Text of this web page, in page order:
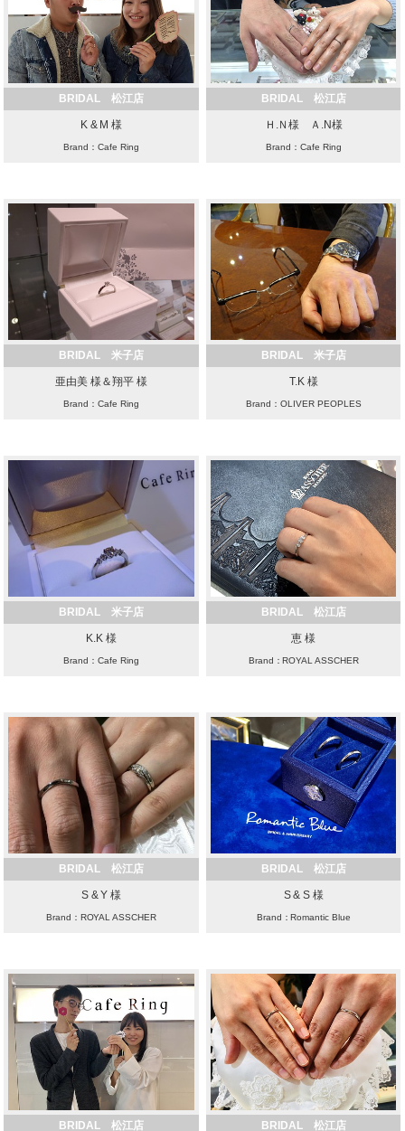
BRIDAL 松江店
K & M 様
Brand：Cafe Ring
BRIDAL 松江店
Ｈ.Ｎ様 Ａ.N様
Brand：Cafe Ring
BRIDAL 米子店
亜由美 様＆翔平 様
Brand：Cafe Ring
BRIDAL 米子店
T.K 様
Brand：OLIVER PEOPLES
BRIDAL 米子店
K.K 様
Brand：Cafe Ring
BRIDAL 松江店
恵 様
Brand：ROYAL ASSCHER
BRIDAL 松江店
S & Y 様
Brand：ROYAL ASSCHER
BRIDAL 松江店
S & S 様
Brand：Romantic Blue
BRIDAL 松江店 BRIDAL 松江店